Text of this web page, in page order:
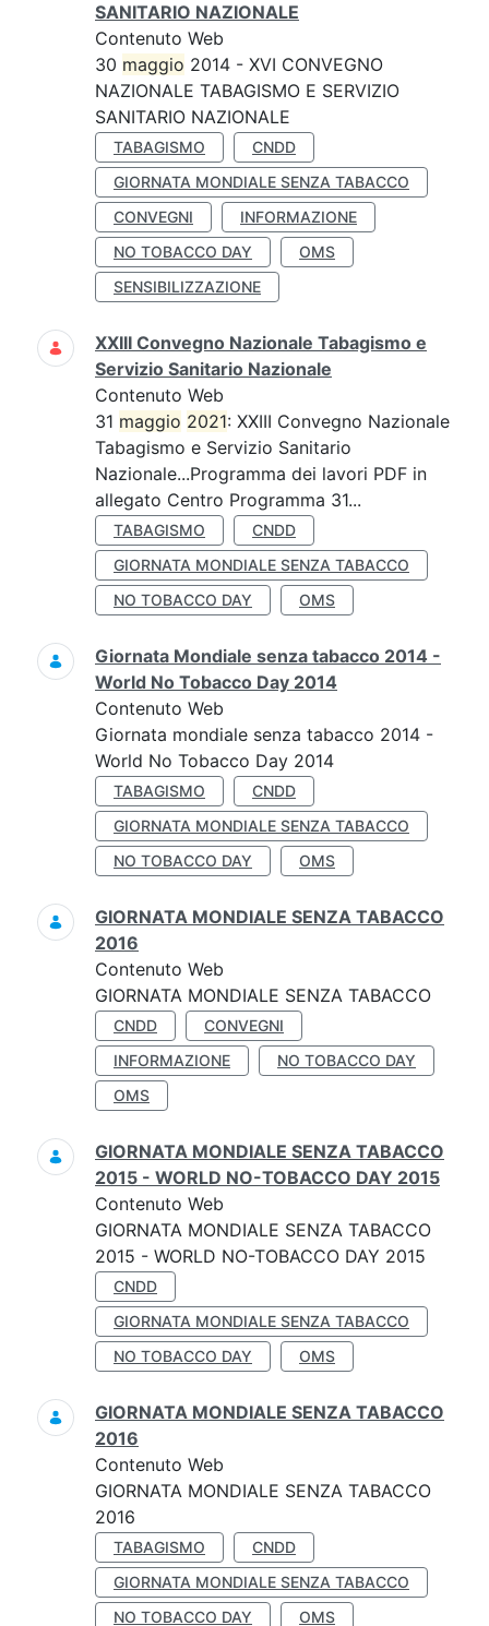
SANITARIO NAZIONALE
Contenuto Web
30 maggio 2014 - XVI CONVEGNO
NAZIONALE TABAGISMO E SERVIZIO
SANITARIO NAZIONALE
TABAGISMO
CNDD
GIORNATA MONDIALE SENZA TABACCO
CONVEGNI
INFORMAZIONE
NO TOBACCO DAY
OMS
SENSIBILIZZAZIONE
XXIII Convegno Nazionale Tabagismo e
Servizio Sanitario Nazionale
Contenuto Web
31 maggio 2021: XXIII Convegno Nazionale
Tabagismo e Servizio Sanitario
Nazionale...Programma dei lavori PDF in
allegato Centro Programma 31...
TABAGISMO
CNDD
GIORNATA MONDIALE SENZA TABACCO
NO TOBACCO DAY
OMS
Giornata Mondiale senza tabacco 2014 -
World No Tobacco Day 2014
Contenuto Web
Giornata mondiale senza tabacco 2014 -
World No Tobacco Day 2014
TABAGISMO
CNDD
GIORNATA MONDIALE SENZA TABACCO
NO TOBACCO DAY
OMS
GIORNATA MONDIALE SENZA TABACCO
2016
Contenuto Web
GIORNATA MONDIALE SENZA TABACCO
CNDD
CONVEGNI
INFORMAZIONE
NO TOBACCO DAY
OMS
GIORNATA MONDIALE SENZA TABACCO
2015 - WORLD NO-TOBACCO DAY 2015
Contenuto Web
GIORNATA MONDIALE SENZA TABACCO
2015 - WORLD NO-TOBACCO DAY 2015
CNDD
GIORNATA MONDIALE SENZA TABACCO
NO TOBACCO DAY
OMS
GIORNATA MONDIALE SENZA TABACCO
2016
Contenuto Web
GIORNATA MONDIALE SENZA TABACCO
2016
TABAGISMO
CNDD
GIORNATA MONDIALE SENZA TABACCO
NO TOBACCO DAY
OMS